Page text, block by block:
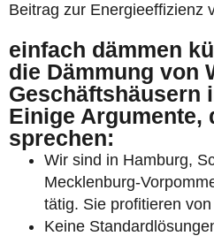
Beitrag zur Energieeffizienz
einfach dämmen
die Dämmung von
Geschäftshäusern
Einige Argumente,
sprechen:
Wir sind in Hamburg,
Mecklenburg-
tätig. Sie profitieren
Keine